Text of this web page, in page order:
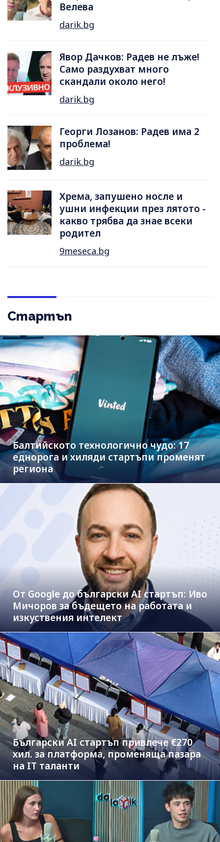
Велева
darik.bg
Явор Дачков: Радев не лъже!
Само раздухват много
скандали около него!
darik.bg
Георги Лозанов: Радев има 2
проблема!
darik.bg
Хрема, запушено носле и
ушни инфекции през лятотo -
какво трябва да знае всеки
родител
9meseca.bg
Стартъп
Балтийското технологично чудо: 17
еднорога и хиляди стартъпи променят
региона
От Google до български AI стартъп: Иво
Мичоров за бъдещето на работата и
изкуствения интелект
Български AI стартъп привлече €270
хил. за платформа, променяща пазара
на IT таланти